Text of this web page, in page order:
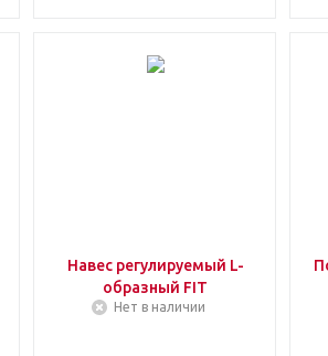
Навес регулируемый L-
образный FIT
Нет в наличии